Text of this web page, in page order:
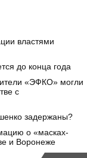
властями
до конца года
«ЭФКО» могли
с
задержаны?
о «масках-
и Воронеже